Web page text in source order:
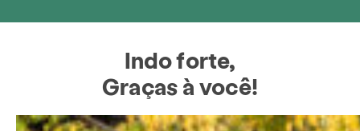
Indo forte,
Graças à você!